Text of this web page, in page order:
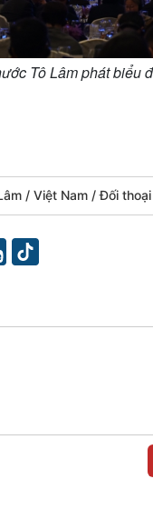
Tô Lâm phát biểu
Việt Nam Đối